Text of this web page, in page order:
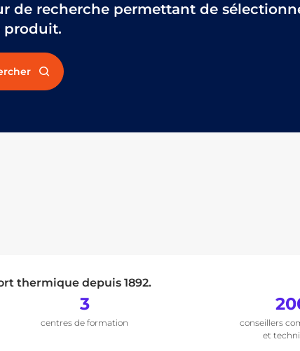
de recherche permettant de
produit.
thermique depuis 1892.
3
centres de formation
conseillers
et